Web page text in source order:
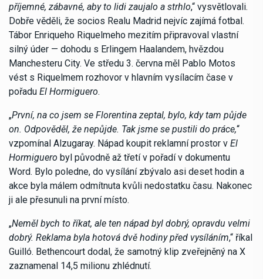
příjemné, zábavné, aby to lidi zaujalo a strhlo,“ vysvětlovali.
Dobře věděli, že socios Realu Madrid nejvíc zajímá fotbal.
Tábor Enriqueho Riquelmeho mezitím připravoval vlastní
silný úder — dohodu s Erlingem Haalandem, hvězdou
Manchesteru City. Ve středu 3. června měl Pablo Motos
vést s Riquelmem rozhovor v hlavním vysílacím čase v
pořadu El Hormiguero.
„První, na co jsem se Florentina zeptal, bylo, kdy tam půjde
on. Odpověděl, že nepůjde. Tak jsme se pustili do práce,“
vzpomínal Alzugaray. Nápad koupit reklamní prostor v El
Hormiguero byl původně až třetí v pořadí v dokumentu
Word. Bylo poledne, do vysílání zbývalo asi deset hodin a
akce byla málem odmítnuta kvůli nedostatku času. Nakonec
ji ale přesunuli na první místo.
„Neměl bych to říkat, ale ten nápad byl dobrý, opravdu velmi
dobrý. Reklama byla hotová dvě hodiny před vysíláním,“ říkal
Guilló. Bethencourt dodal, že samotný klip zveřejněný na X
zaznamenal 14,5 milionu zhlédnutí.